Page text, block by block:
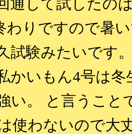
通して試したの
わりですので暑
試験みたいです
かいもん4号は冬
い。 と言うこと
使わないので大